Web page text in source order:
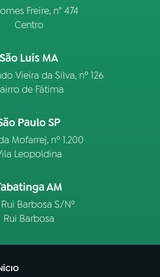
Freire, n° 474
Centro
São Luís MA
Vieira da Silva, nº 126
de Fátima
Paulo SP
Mofarrej, nº 1.200
Leopoldina
AM
Barbosa S/Nº
Rui Barbosa